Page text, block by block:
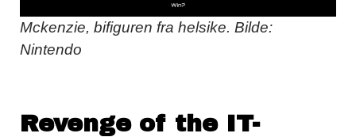
Mckenzie, bifiguren fra helsike. Bilde:
Nintendo
Revenge of the IT-